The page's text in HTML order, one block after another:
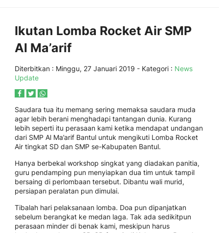
Ikutan Lomba Rocket Air SMP
Al Ma’arif
Diterbitkan : Minggu, 27 Januari 2019 - Kategori : News
Update
Saudara tua itu memang sering memaksa saudara muda
agar lebih berani menghadapi tantangan dunia. Kurang
lebih seperti itu perasaan kami ketika mendapat undangan
dari SMP Al Ma’arif Bantul untuk mengikuti Lomba Rocket
Air tingkat SD dan SMP se-Kabupaten Bantul.
Hanya berbekal workshop singkat yang diadakan panitia,
guru pendamping pun menyiapkan dua tim untuk tampil
bersaing di perlombaan tersebut. Dibantu wali murid,
persiapan peralatan pun dimulai.
Tibalah hari pelaksanaan lomba. Doa pun dipanjatkan
sebelum berangkat ke medan laga. Tak ada sedikitpun
perasaan minder di benak kami, meskipun harus